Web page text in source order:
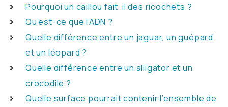
Pourquoi un caillou fait-il des ricochets ?
Qu’est-ce que l’ADN ?
Quelle différence entre un jaguar, un guépard
et un léopard ?
Quelle différence entre un alligator et un
crocodile ?
Quelle surface pourrait contenir l’ensemble de